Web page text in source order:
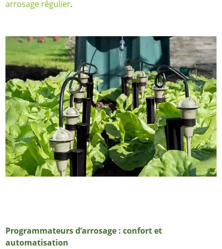
arrosage régulier.
Programmateurs d’arrosage : confort et
automatisation